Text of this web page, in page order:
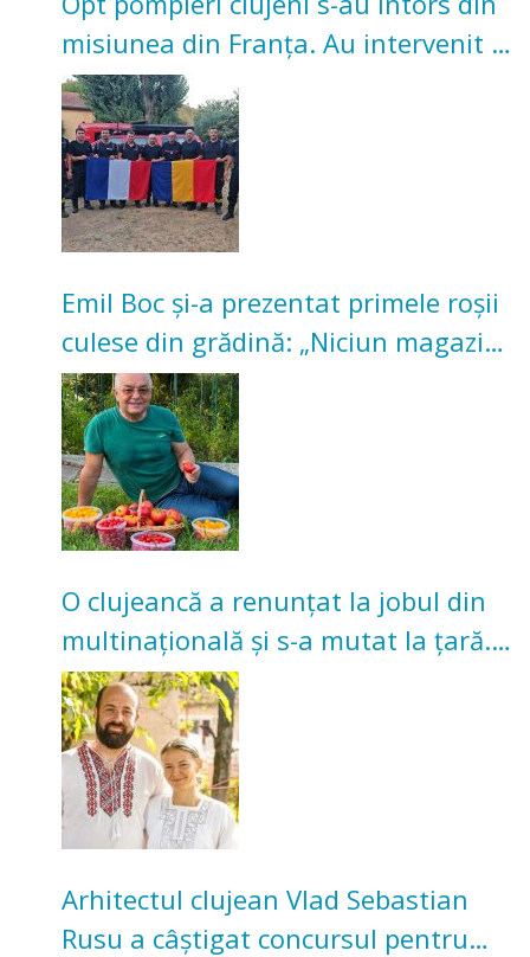
misiunea din Franța. Au intervenit la
incendii de vegetație și pădure
Emil Boc și-a prezentat primele roșii
culese din grădină: „Niciun magazin
nu poate oferi această satisfacție”
O clujeancă a renunțat la jobul din
multinațională și s-a mutat la țară.
Acum cultivă legume în grădina
bunicilor
Arhitectul clujean Vlad Sebastian
Rusu a câștigat concursul pentru